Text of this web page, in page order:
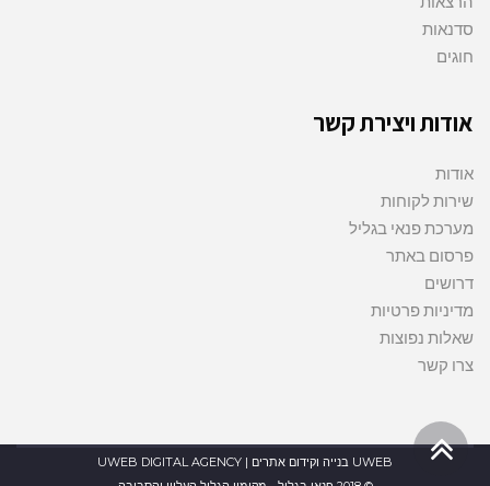
סדנאות
חוגים
אודות ויצירת קשר
אודות
שירות לקוחות
מערכת פנאי בגליל
פרסום באתר
דרושים
מדיניות פרטיות
שאלות נפוצות
צרו קשר
UWEB בנייה וקידום אתרים | UWEB DIGITAL AGENCY
גלילה